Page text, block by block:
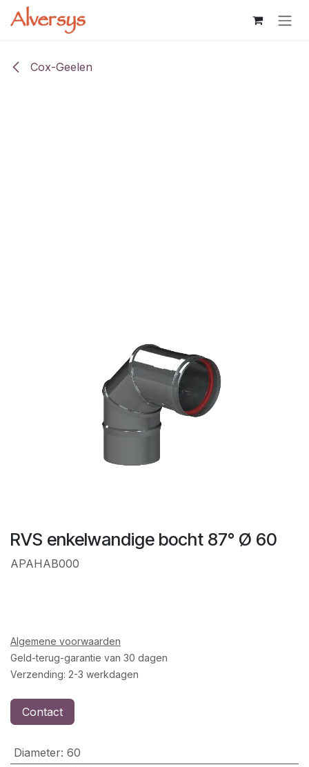
Overslaan naar inhoud
Cox-Geelen
RVS enkelwandige bocht 87° Ø 60
APAHAB000
Algemene voorwaarden
Geld-terug-garantie van 30 dagen
Verzending: 2-3 werkdagen
Contact
Diameter: 60